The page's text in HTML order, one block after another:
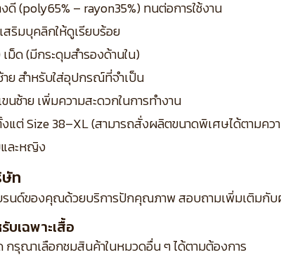
ดี (poly65% – rayon35%) ทนต่อการใช้งาน
ริมบุคลิกให้ดูเรียบร้อย
ม็ด (มีกระดุมสำรองด้านใน)
าย สำหรับใส่อุปกรณ์ที่จำเป็น
ซ้าย เพิ่มความสะดวกในการทำงาน
แต่ Size 38–XL (สามารถสั่งผลิตขนาดพิเศษได้ตามคว
และหญิง
ท
นด์ของคุณด้วยบริการปักคุณภาพ สอบถามเพิ่มเติมกับฝ่
บเฉพาะเสื้อ
กรุณาเลือกชมสินค้าในหมวดอื่น ๆ ได้ตามต้องการ